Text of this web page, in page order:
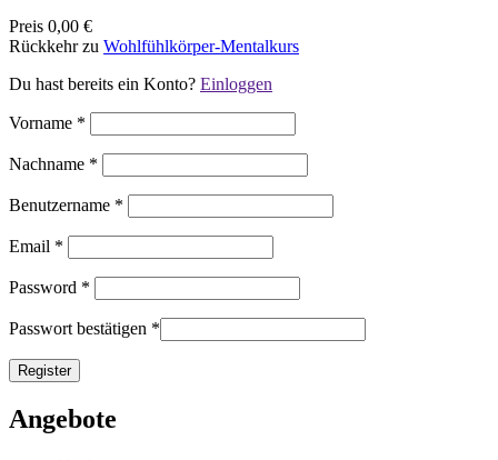
Preis 0,00 €
Rückkehr zu Wohlfühlkörper-Mentalkurs
Du hast bereits ein Konto? Einloggen
Vorname *
Nachname *
Benutzername *
Email *
Password *
Passwort bestätigen *
Angebote